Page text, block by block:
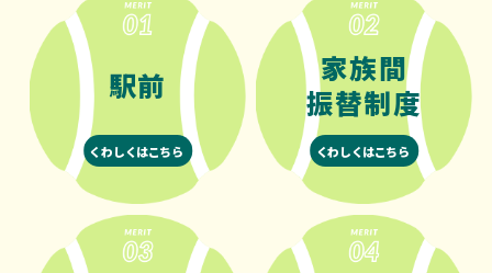
駅前
くわしくはこちら
家族間
振替制度
くわしくはこちら